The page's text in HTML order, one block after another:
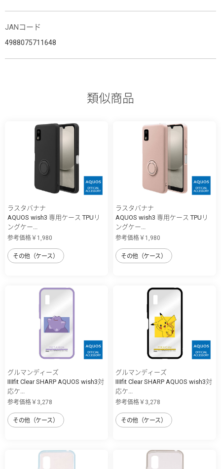
JANコード
4988075711648
類似商品
ラスタバナナ
AQUOS wish3 専用ケース TPUリ
ングケー...
参考価格￥1,980
その他（ケース）
ラスタバナナ
AQUOS wish3 専用ケース TPUリ
ングケー...
参考価格￥1,980
その他（ケース）
グルマンディーズ
IIIIfit Clear SHARP AQUOS wish3対
応ケ...
参考価格￥3,278
その他（ケース）
グルマンディーズ
IIIIfit Clear SHARP AQUOS wish3対
応ケ...
参考価格￥3,278
その他（ケース）